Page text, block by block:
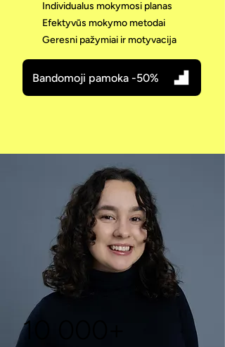
Individualus mokymosi planas
Efektyvūs mokymo metodai
Geresni pažymiai ir motyvacija
Bandomoji pamoka -50%
10 000+